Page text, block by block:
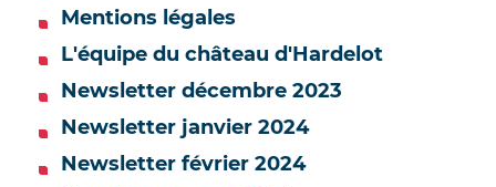
Mentions légales
L'équipe du château d'Hardelot
Newsletter décembre 2023
Newsletter janvier 2024
Newsletter février 2024